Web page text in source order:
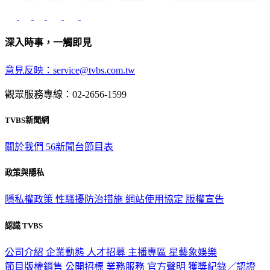
深入時事，一觸即見
意見反映：service@tvbs.com.tw
觀眾服務專線：02-2656-1599
TVBS新聞網
關於我們 56新聞台節目表
政策與隱私
隱私權政策 性騷擾防治措施 網站使用協定 版權宣告
認識 TVBS
公司介紹 企業動態 人才招募 主播專區 星藝象娛樂
節目版權銷售 公開招標 業務服務 官方聲明 獲獎紀錄／認證